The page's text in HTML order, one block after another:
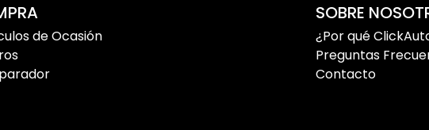
ofreciendo soluciones ideales para transporte de
para repartos, mudanzas, servicios técnicos y diferentes
de Ocasión
SOBRE
¿Por qué
Preguntas
Contacto